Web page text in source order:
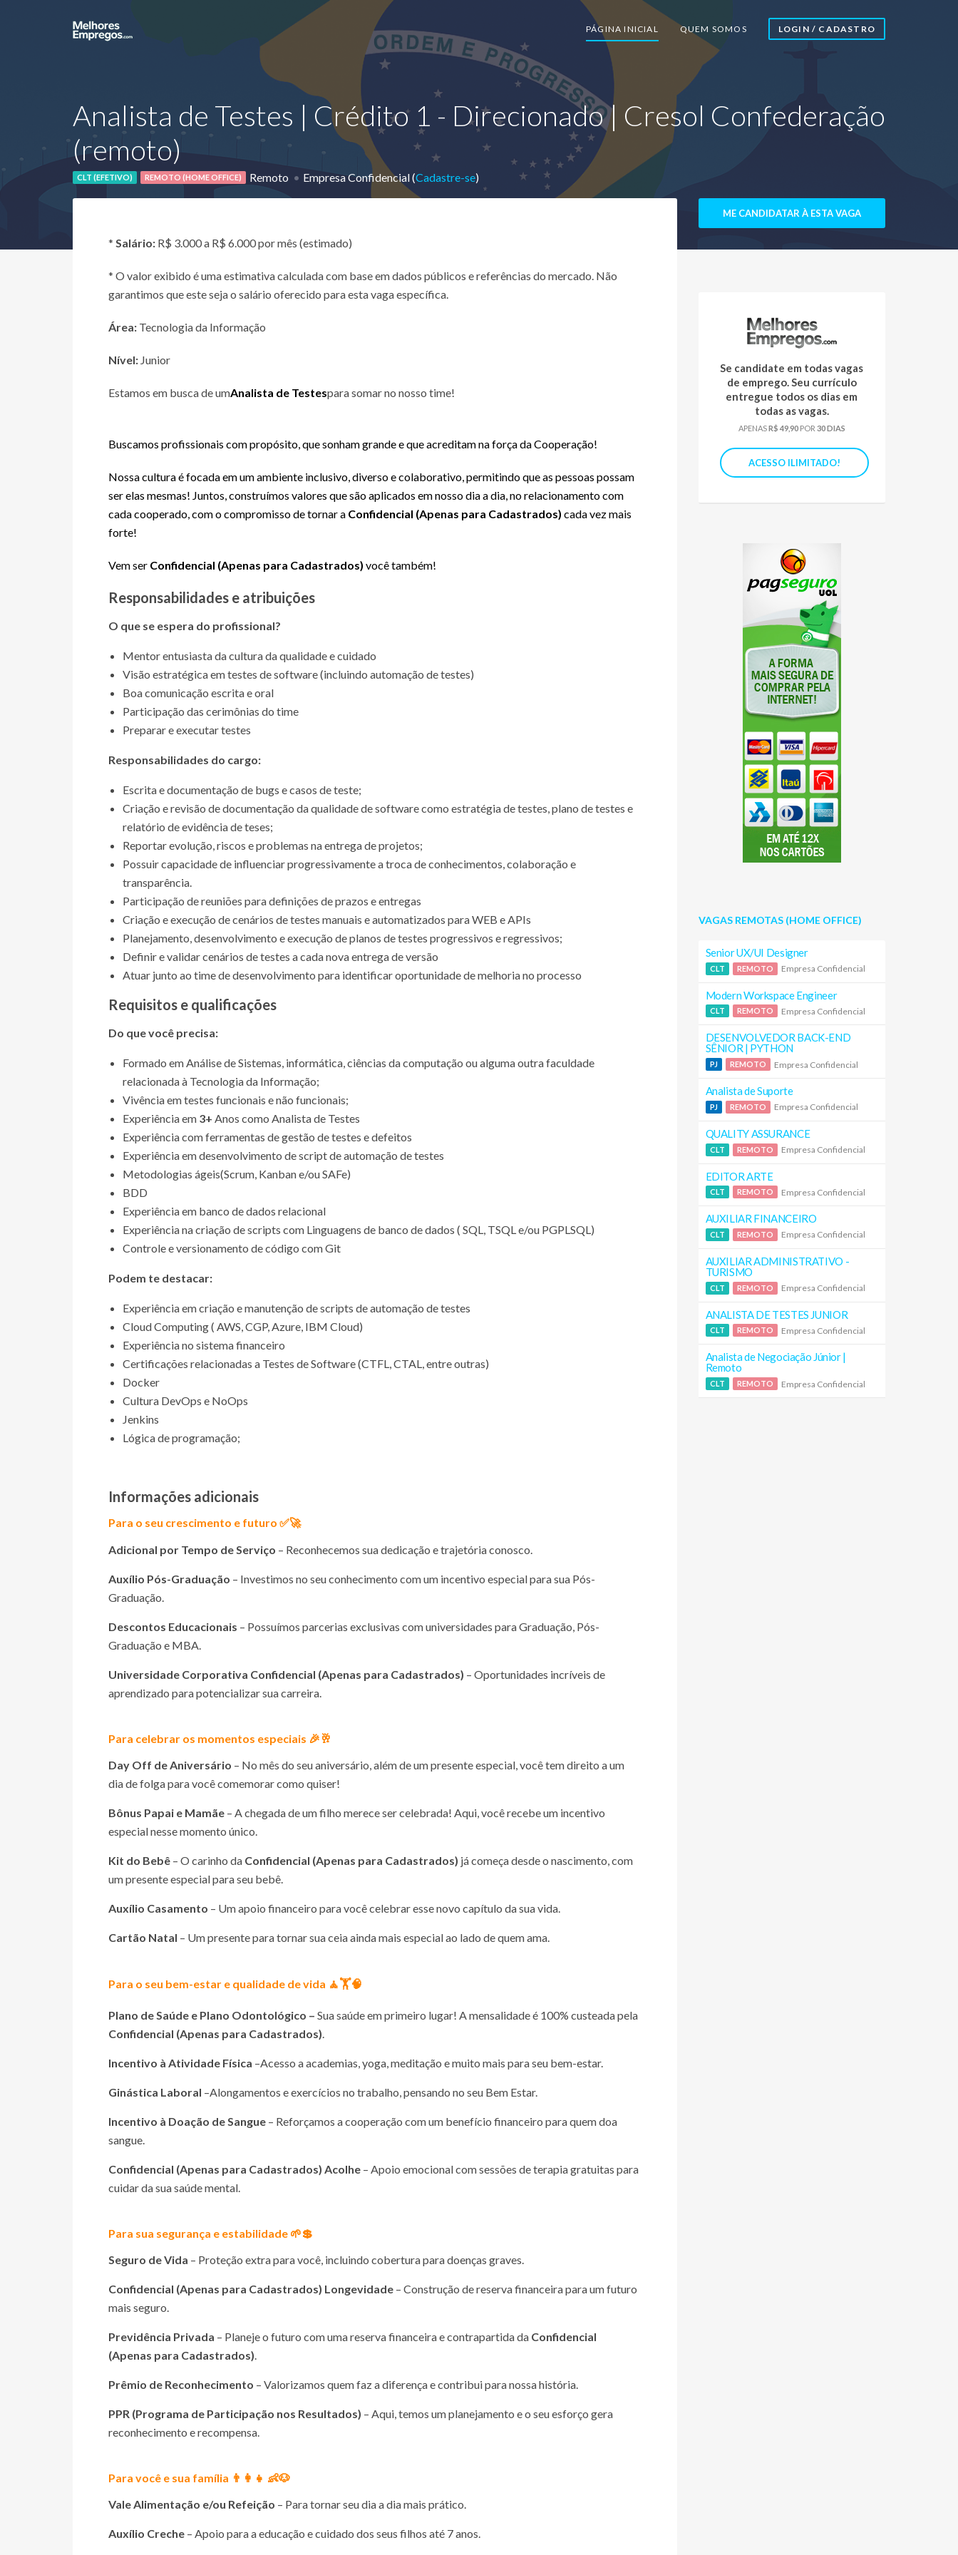
PÁGINA INICIAL QUEM SOMOS LOGIN / CADASTRO
Analista de Testes | Crédito 1 - Direcionado | Cresol Confederação
(remoto)
CLT (EFETIVO) REMOTO (HOME OFFICE) Remoto Empresa Confidencial (Cadastre-se)
* Salário: R$ 3.000 a R$ 6.000 por mês (estimado)
* O valor exibido é uma estimativa calculada com base em dados públicos e referências do mercado. Não
garantimos que este seja o salário oferecido para esta vaga específica.
Área: Tecnologia da Informação
Nível: Junior
Estamos em busca de umAnalista de Testespara somar no nosso time!
Buscamos profissionais com propósito, que sonham grande e que acreditam na força da Cooperação!
Nossa cultura é focada em um ambiente inclusivo, diverso e colaborativo, permitindo que as pessoas possam
ser elas mesmas! Juntos, construímos valores que são aplicados em nosso dia a dia, no relacionamento com
cada cooperado, com o compromisso de tornar a Confidencial (Apenas para Cadastrados) cada vez mais
forte!
Vem ser Confidencial (Apenas para Cadastrados) você também!
Responsabilidades e atribuições
O que se espera do profissional?
Mentor entusiasta da cultura da qualidade e cuidado
Visão estratégica em testes de software (incluindo automação de testes)
Boa comunicação escrita e oral
Participação das cerimônias do time
Preparar e executar testes
Responsabilidades do cargo:
Escrita e documentação de bugs e casos de teste;
Criação e revisão de documentação da qualidade de software como estratégia de testes, plano de testes e
relatório de evidência de teses;
Reportar evolução, riscos e problemas na entrega de projetos;
Possuir capacidade de influenciar progressivamente a troca de conhecimentos, colaboração e
transparência.
Participação de reuniões para definições de prazos e entregas
Criação e execução de cenários de testes manuais e automatizados para WEB e APIs
Planejamento, desenvolvimento e execução de planos de testes progressivos e regressivos;
Definir e validar cenários de testes a cada nova entrega de versão
Atuar junto ao time de desenvolvimento para identificar oportunidade de melhoria no processo
Requisitos e qualificações
Do que você precisa:
Formado em Análise de Sistemas, informática, ciências da computação ou alguma outra faculdade
relacionada à Tecnologia da Informação;
Vivência em testes funcionais e não funcionais;
Experiência em 3+ Anos como Analista de Testes
Experiência com ferramentas de gestão de testes e defeitos
Experiência em desenvolvimento de script de automação de testes
Metodologias ágeis(Scrum, Kanban e/ou SAFe)
BDD
Experiência em banco de dados relacional
Experiência na criação de scripts com Linguagens de banco de dados ( SQL, TSQL e/ou PGPLSQL)
Controle e versionamento de código com Git
Podem te destacar:
Experiência em criação e manutenção de scripts de automação de testes
Cloud Computing ( AWS, CGP, Azure, IBM Cloud)
Experiência no sistema financeiro
Certificações relacionadas a Testes de Software (CTFL, CTAL, entre outras)
Docker
Cultura DevOps e NoOps
Jenkins
Lógica de programação;
Informações adicionais
Para o seu crescimento e futuro ✅🚀
Adicional por Tempo de Serviço – Reconhecemos sua dedicação e trajetória conosco.
Auxílio Pós-Graduação – Investimos no seu conhecimento com um incentivo especial para sua Pós-
Graduação.
Descontos Educacionais – Possuímos parcerias exclusivas com universidades para Graduação, Pós-
Graduação e MBA.
Universidade Corporativa Confidencial (Apenas para Cadastrados) – Oportunidades incríveis de
aprendizado para potencializar sua carreira.
Para celebrar os momentos especiais 🎉🥂
Day Off de Aniversário – No mês do seu aniversário, além de um presente especial, você tem direito a um
dia de folga para você comemorar como quiser!
Bônus Papai e Mamãe – A chegada de um filho merece ser celebrada! Aqui, você recebe um incentivo
especial nesse momento único.
Kit do Bebê – O carinho da Confidencial (Apenas para Cadastrados) já começa desde o nascimento, com
um presente especial para seu bebê.
Auxílio Casamento – Um apoio financeiro para você celebrar esse novo capítulo da sua vida.
Cartão Natal – Um presente para tornar sua ceia ainda mais especial ao lado de quem ama.
Para o seu bem-estar e qualidade de vida 🧘🏋️🧠
Plano de Saúde e Plano Odontológico – Sua saúde em primeiro lugar! A mensalidade é 100% custeada pela
Confidencial (Apenas para Cadastrados).
Incentivo à Atividade Física –Acesso a academias, yoga, meditação e muito mais para seu bem-estar.
Ginástica Laboral –Alongamentos e exercícios no trabalho, pensando no seu Bem Estar.
Incentivo à Doação de Sangue – Reforçamos a cooperação com um benefício financeiro para quem doa
sangue.
Confidencial (Apenas para Cadastrados) Acolhe – Apoio emocional com sessões de terapia gratuitas para
cuidar da sua saúde mental.
Para sua segurança e estabilidade 🌱💲
Seguro de Vida – Proteção extra para você, incluindo cobertura para doenças graves.
Confidencial (Apenas para Cadastrados) Longevidade – Construção de reserva financeira para um futuro
mais seguro.
Previdência Privada – Planeje o futuro com uma reserva financeira e contrapartida da Confidencial
(Apenas para Cadastrados).
Prêmio de Reconhecimento – Valorizamos quem faz a diferença e contribui para nossa história.
PPR (Programa de Participação nos Resultados) – Aqui, temos um planejamento e o seu esforço gera
reconhecimento e recompensa.
Para você e sua família 👨‍👩‍👧 👶🐶
Vale Alimentação e/ou Refeição – Para tornar seu dia a dia mais prático.
Auxílio Creche – Apoio para a educação e cuidado dos seus filhos até 7 anos.
ME CANDIDATAR À ESTA VAGA
Se candidate em todas vagas
de emprego. Seu currículo
entregue todos os dias em
todas as vagas.
APENASR$ 49,90POR 30 DIAS
ACESSO ILIMITADO!
VAGAS REMOTAS (HOME OFFICE)
Senior UX/UI Designer
CLT REMOTO Empresa Confidencial
Modern Workspace Engineer
CLT REMOTO Empresa Confidencial
DESENVOLVEDOR BACK-END
SÊNIOR | PYTHON
PJ REMOTO Empresa Confidencial
Analista de Suporte
PJ REMOTO Empresa Confidencial
QUALITY ASSURANCE
CLT REMOTO Empresa Confidencial
EDITOR ARTE
CLT REMOTO Empresa Confidencial
AUXILIAR FINANCEIRO
CLT REMOTO Empresa Confidencial
AUXILIAR ADMINISTRATIVO -
TURISMO
CLT REMOTO Empresa Confidencial
ANALISTA DE TESTES JUNIOR
CLT REMOTO Empresa Confidencial
Analista de Negociação Júnior |
Remoto
CLT REMOTO Empresa Confidencial